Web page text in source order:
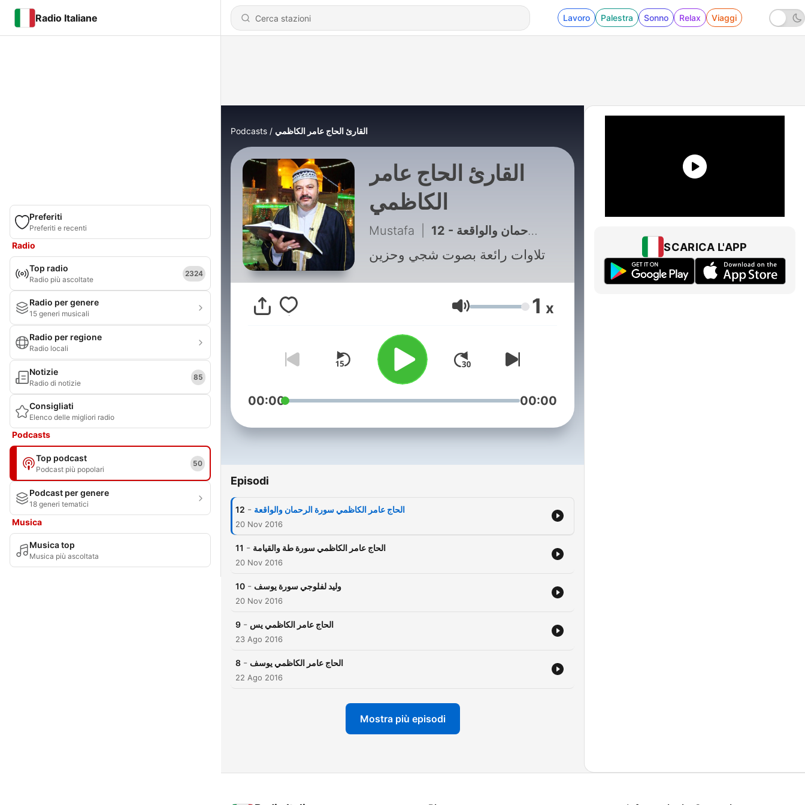
Radio Italiane Lavoro Palestra Sonno Relax Viaggi
Preferiti
Preferiti e recenti
Radio
Top radio
Radio più ascoltate
2324
Radio per genere
15 generi musicali
Radio per regione
Radio locali
Notizie
Radio di notizie
85
Consigliati
Elenco delle migliori radio
Podcasts
Top podcast
Podcast più popolari
50
Podcast per genere
18 generi tematici
Musica
Musica top
Musica più ascoltata
Podcasts القارئ الحاج عامر الكاظمي
القارئ الحاج عامر
الكاظمي
Mustafa 12 - الحاج عامر الكاظمي سورة الرحمان والواقعة
تلاوات رائعة بصوت شجي وحزين
Volume 1 x
00:00 00:00
Episodi
12 - الحاج عامر الكاظمي سورة الرحمان والواقعة
20 Nov 2016
11 - الحاج عامر الكاظمي سورة طة والقيامة
20 Nov 2016
10 - وليد لفلوجي سورة يوسف
20 Nov 2016
9 - الحاج عامر الكاظمي يس
23 Ago 2016
8 - الحاج عامر الكاظمي يوسف
22 Ago 2016
Mostra più episodi
SCARICA L'APP